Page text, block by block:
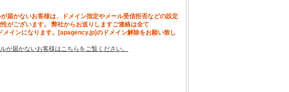
届かないお客様は、ドメイン指定やメール受信拒否などの設定
がございます。 弊社からお送りしますご連絡は全て
メインになります。[apagency.jp]のドメイン解除をお願い致し
が届かないお客様はこちらをご覧ください。